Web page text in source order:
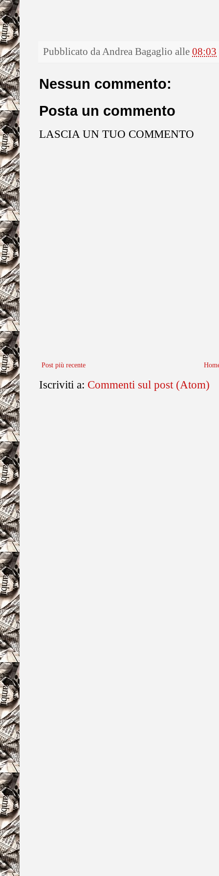
Pubblicato da Andrea Bagaglio alle 08:03
Nessun commento:
Posta un commento
LASCIA UN TUO COMMENTO
Post più recente
Iscriviti a: Commenti sul post (Atom)